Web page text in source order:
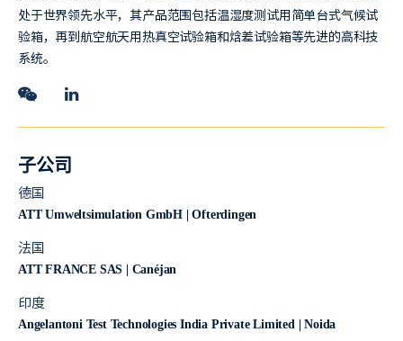
处于世界领先水平，其产品范围包括温湿度测试用简单台式气候试
验箱，再到航空航天用热真空试验箱和焓差试验箱等先进的高科技
系统。
子公司
德国
ATT Umweltsimulation GmbH | Ofterdingen
法国
ATT FRANCE SAS | Canéjan
印度
Angelantoni Test Technologies India Private Limited | Noida